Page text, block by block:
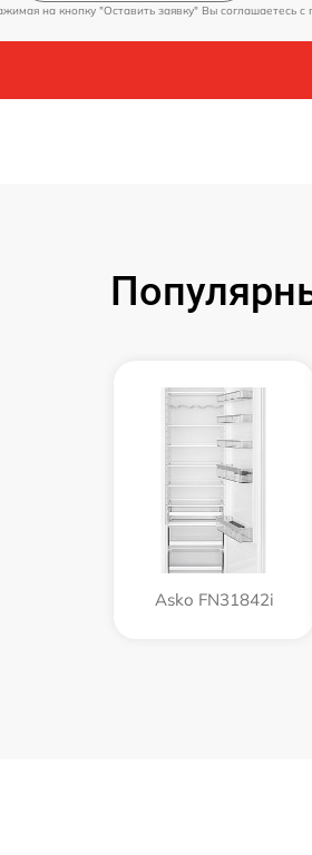
на кнопку "Оставить заявку" Вы соглашаетесь c
Asko FN31842i